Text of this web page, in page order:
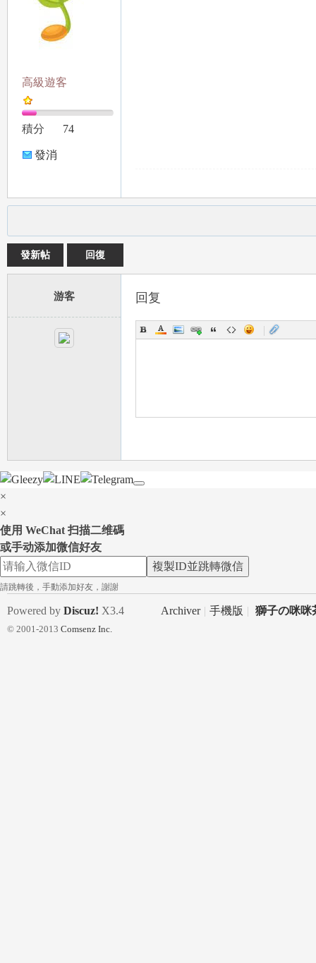
高級遊客
積分 74
發消
發新帖 回復
游客 回复
|
×
×
使用 WeChat 扫描二维碼
或手动添加微信好友
複製ID並跳轉微信
請跳轉後，手動添加好友，謝謝
Archiver | 手機版 | 獅子の咪咪
Powered by Discuz! X3.4
© 2001-2013 Comsenz Inc.